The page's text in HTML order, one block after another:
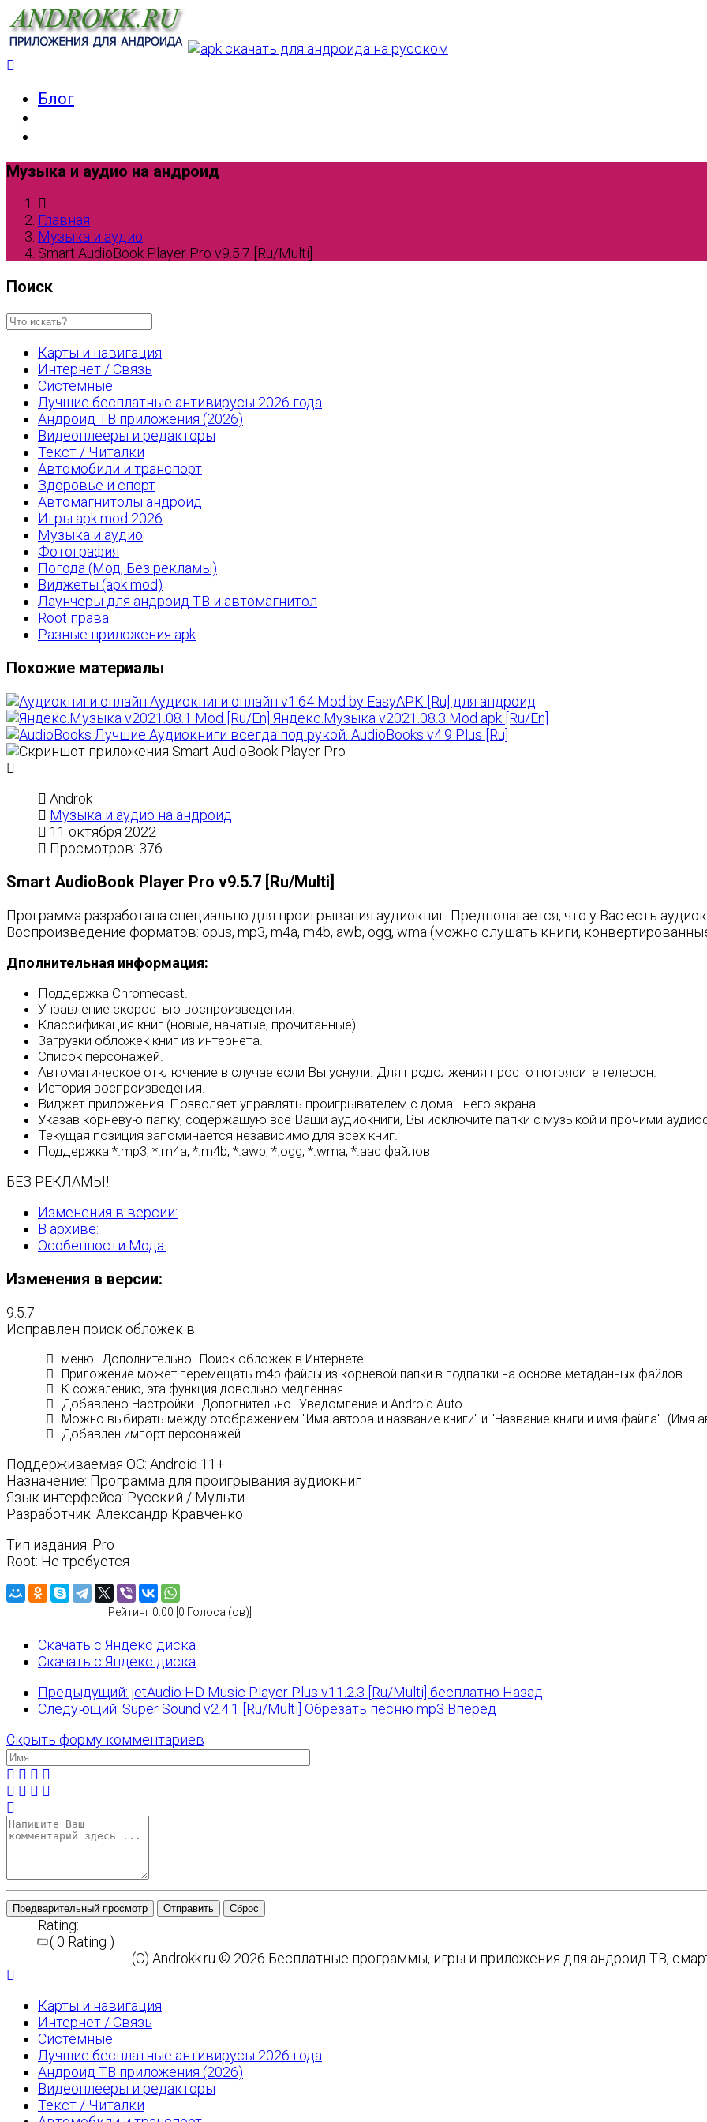
Блог
Музыка и аудио на андроид
Главная
Музыка и аудио
Smart AudioBook Player Pro v9.5.7 [Ru/Multi]
Поиск
Карты и навигация
Интернет / Связь
Системные
Лучшие бесплатные антивирусы 2026 года
Андроид ТВ приложения (2026)
Видеоплееры и редакторы
Текст / Читалки
Автомобили и транспорт
Здоровье и спорт
Автомагнитолы андроид
Игры apk mod 2026
Музыка и аудио
Фотография
Погода (Мод, Без рекламы)
Виджеты (apk mod)
Лаунчеры для андроид ТВ и автомагнитол
Root права
Разные приложения apk
Похожие материалы
Аудиокниги онлайн v1.64 Mod by EasyAPK [Ru] для андроид
Яндекс.Музыка v2021.08.3 Mod apk [Ru/En]
Лучшие Аудиокниги всегда под рукой. AudioBooks v4.9 Plus [Ru]
Androk
Музыка и аудио на андроид
11 октября 2022
Просмотров: 376
Smart AudioBook Player Pro v9.5.7 [Ru/Multi]
Программа разработана специально для проигрывания аудиокниг. Предполагается, что у Вас есть
Воспроизведение форматов: opus, mp3, m4a, m4b, awb, ogg, wma (можно слушать книги,
Дполнительная информация:
Поддержка Chromecast.
Управление скоростью воспроизведения.
Классификация книг (новые, начатые, прочитанные).
Загрузки обложек книг из интернета.
Список персонажей.
Автоматическое отключение в случае если Вы уснули. Для продолжения просто потрясите телефон.
История воспроизведения.
Виджет приложения. Позволяет управлять проигрывателем с домашнего экрана.
Указав корневую папку, содержащую все Ваши аудиокниги, Вы исключите папки с музыкой и прочими
Текущая позиция запоминается независимо для всех книг.
Поддержка *.mp3, *.m4a, *.m4b, *.awb, *.ogg, *.wma, *.aac файлов
БЕЗ РЕКЛАМЫ!
Изменения в версии:
В архиве:
Особенности Мода:
Изменения в версии:
9.5.7
Исправлен поиск обложек в:
меню--Дополнительно--Поиск обложек в Интернете.
Приложение может перемещать m4b файлы из корневой папки в подпапки на основе метаданных файлов.
К сожалению, эта функция довольно медленная.
Добавлено Настройки--Дополнительно--Уведомление и Android Auto.
Можно выбирать между отображением "Имя автора и название книги" и "Название книги и имя файла". (Имя
Добавлен импорт персонажей.
Поддерживаемая ОС: Android 11+
Назначение: Программа для проигрывания аудиокниг
Язык интерфейса: Русский / Мульти
Разработчик: Александр Кравченко
Тип издания: Pro
Root: Не требуется
Рейтинг 0.00 [0 Голоса (ов)]
Скачать с Яндекс диска
Скачать с Яндекс диска
Предыдущий: jetAudio HD Music Player Plus v11.2.3 [Ru/Multi] бесплатно Назад
Следующий: Super Sound v2.4.1 [Ru/Multi] Обрезать песню mp3 Вперед
Скрыть форму комментариев
Предварительный просмотр Отправить Сброс
Rating:
( 0 Rating )
(C) Androkk.ru © 2026 Бесплатные программы, игры и приложения для андроид ТВ,
Карты и навигация
Интернет / Связь
Системные
Лучшие бесплатные антивирусы 2026 года
Андроид ТВ приложения (2026)
Видеоплееры и редакторы
Текст / Читалки